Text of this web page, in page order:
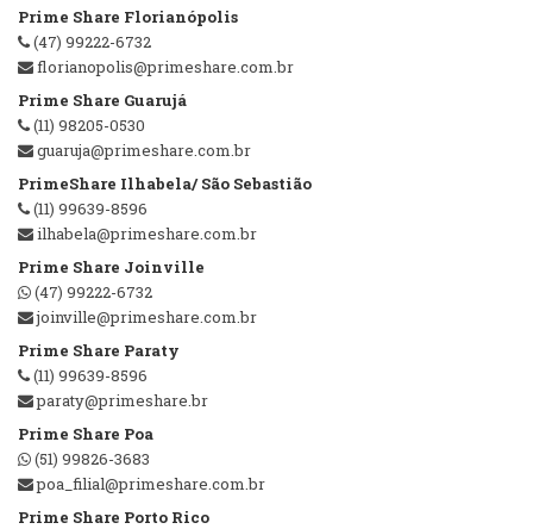
Prime Share Florianópolis
(47) 99222-6732
florianopolis@primeshare.com.br
Prime Share Guarujá
(11) 98205-0530
guaruja@primeshare.com.br
PrimeShare Ilhabela/ São Sebastião
(11) 99639-8596
ilhabela@primeshare.com.br
Prime Share Joinville
(47) 99222-6732
joinville@primeshare.com.br
Prime Share Paraty
(11) 99639-8596
paraty@primeshare.br
Prime Share Poa
(51) 99826-3683
poa_filial@primeshare.com.br
Prime Share Porto Rico